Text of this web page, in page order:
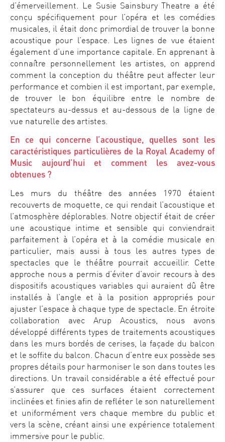
d’émerveillement. Le Susie Sainsbury Theatre a été
conçu spécifiquement pour l’opéra et les comédies
musicales, il était donc primordial de trouver la bonne
acoustique pour l’espace. Les lignes de vue étaient
également d’une importance capitale. En apprenant à
connaître personnellement les artistes, on apprend
comment la conception du théâtre peut affecter leur
performance et combien il est important, par exemple,
de trouver le bon équilibre entre le nombre de
spectateurs au-dessus et au-dessous de la ligne de
vue naturelle des artistes.
En ce qui concerne l’acoustique, quelles sont les
caractéristiques particulières de la Royal Academy of
Music aujourd’hui et comment les avez-vous
obtenues ?
Les murs du théâtre des années 1970 étaient
recouverts de moquette, ce qui rendait l’acoustique et
l’atmosphère déplorables. Notre objectif était de créer
une acoustique intime et sensible qui conviendrait
parfaitement à l’opéra et à la comédie musicale en
particulier, mais aussi à tous les autres types de
spectacles que le théâtre pourrait accueillir. Cette
approche nous a permis d’éviter d’avoir recours à des
dispositifs acoustiques variables qui auraient dû être
installés à l’angle et à la position appropriés pour
ajuster l’espace à chaque type de spectacle. En étroite
collaboration avec Arup Acoustics, nous avons
développé différents types de traitements acoustiques
dans les murs bordés de cerises, la façade du balcon
et le soffite du balcon. Chacun d’entre eux possède ses
propres détails pour harmoniser le son dans toutes les
directions. Un travail considérable a été effectué pour
s’assurer que ces surfaces étaient correctement
inclinées et finies afin de refléter le son naturellement
et uniformément vers chaque membre du public et
vers la scène, créant ainsi une expérience totalement
immersive pour le public.